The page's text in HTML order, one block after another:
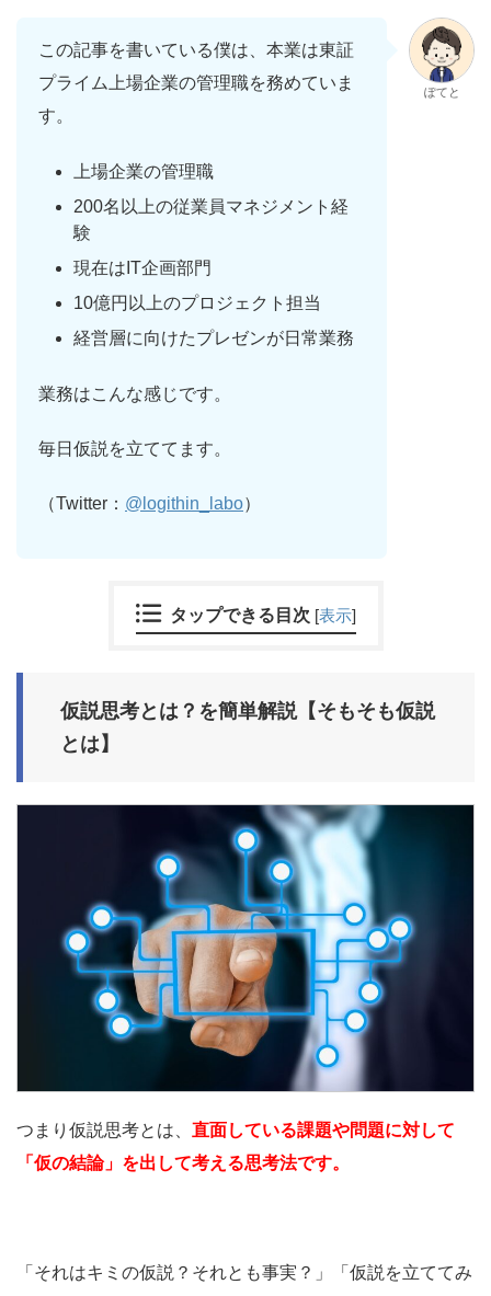
この記事を書いている僕は、本業は東証
プライム上場企業の管理職を務めていま
す。
上場企業の管理職
200名以上の従業員マネジメント経
験
現在はIT企画部門
10億円以上のプロジェクト担当
経営層に向けたプレゼンが日常業務
業務はこんな感じです。
毎日仮説を立ててます。
（Twitter： @logithin_labo）
ぽてと
タップできる目次 [表示]
仮説思考とは？を簡単解説【そもそも仮説
とは】
つまり仮説思考とは、 直面している課題や問題に対して
「仮の結論」を出して考える思考法です。
「それはキミの仮説？それとも事実？」「仮説を立ててみ